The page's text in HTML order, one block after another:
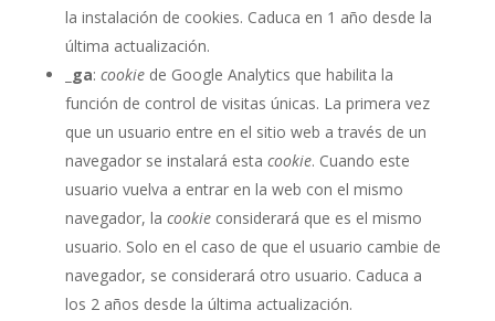
la instalación de cookies. Caduca en 1 año desde la
última actualización.
_ga: cookie de Google Analytics que habilita la
función de control de visitas únicas. La primera vez
que un usuario entre en el sitio web a través de un
navegador se instalará esta cookie. Cuando este
usuario vuelva a entrar en la web con el mismo
navegador, la cookie considerará que es el mismo
usuario. Solo en el caso de que el usuario cambie de
navegador, se considerará otro usuario. Caduca a
los 2 años desde la última actualización.